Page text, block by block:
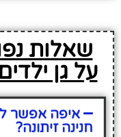
שאלות
על גן
איפה אפשר
חנינה זיתונה?